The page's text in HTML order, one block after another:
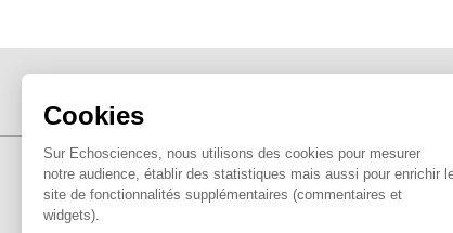
Cookies
Sur Echosciences, nous utilisons des cookies pour mesurer
notre audience, établir des statistiques mais aussi pour enrichir
site de fonctionnalités supplémentaires (commentaires et
widgets).